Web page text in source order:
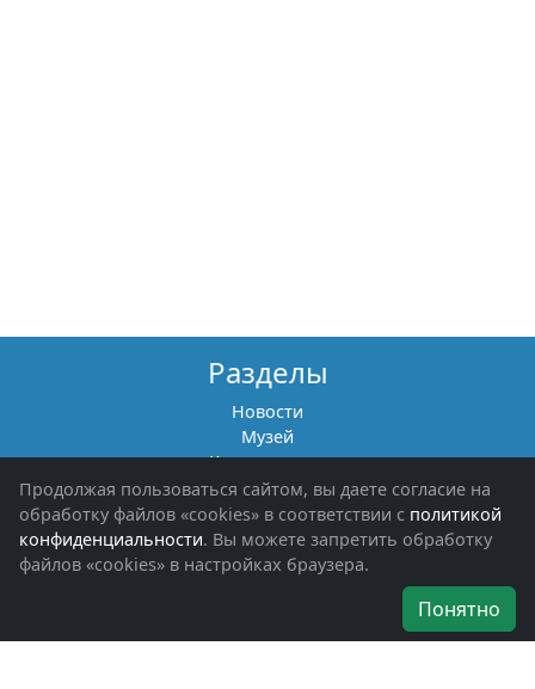
Разделы
Новости
Музей
Книги памяти
Фотоальбомы
Обращения граждан
Помощь участникам СВО и их семьям
Об организации
Наши награды
Продолжая пользоваться сайтом, вы даете согласие на
обработку файлов «cookies» в соответствии с политикой
конфиденциальности. Вы можете запретить обработку
файлов «cookies» в настройках браузера.
Понятно